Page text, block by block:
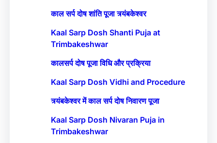
काल सर्प दोष शांति पूजा त्र्यंबकेश्वर
Kaal Sarp Dosh Shanti Puja at
Trimbakeshwar
कालसर्प दोष पूजा विधि और प्रक्रिया
Kaal Sarp Dosh Vidhi and Procedure
त्र्यंबकेश्वर में काल सर्प दोष निवारण पूजा
Kaal Sarp Dosh Nivaran Puja in
Trimbakeshwar